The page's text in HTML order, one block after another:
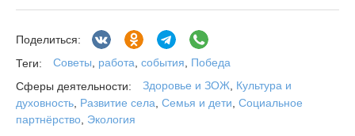
Поделиться:
Теги:
Советы, работа, события, Победа
Сферы деятельности:
Здоровье и ЗОЖ
Культура и
духовность Развитие села Семья и дети Социальное
партнёрство Экология